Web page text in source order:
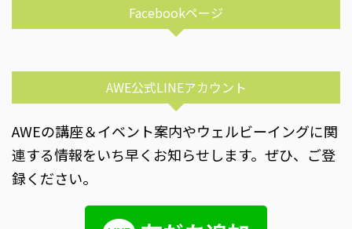
Facebookページ
AWE公式LINEアカウント
AWEの講座＆イベント案内やウェルビーイングに関
連する情報をいち早くお知らせします。ぜひ、ご登
録ください。